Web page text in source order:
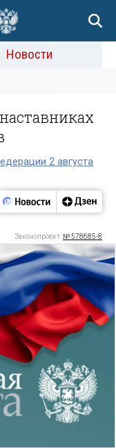
Новости
2 августа
Законопроект: № 578685-8